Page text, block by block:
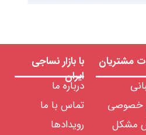
مشتریان
خصوصی
مشکل
با بازار نساجی
ایران
درباره ما
تماس با ما
رویدادها